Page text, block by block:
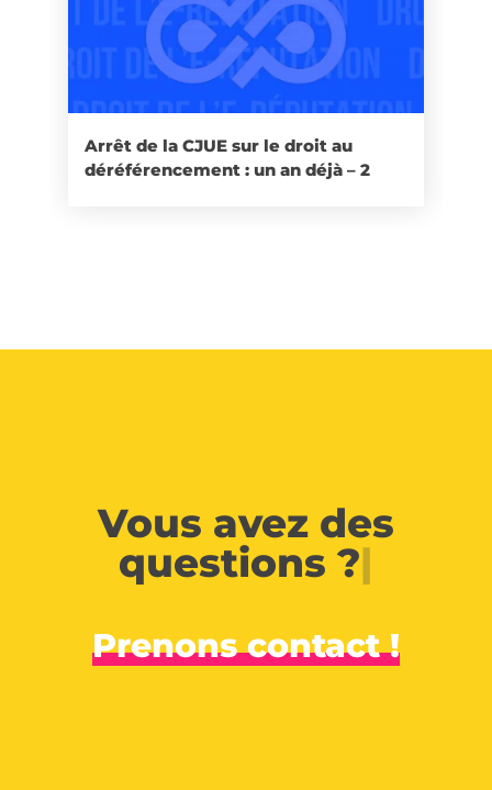
Arrêt de la CJUE sur le droit au
déréférencement : un an déjà – 2
Vous avez des
questions ?|
Prenons contact !